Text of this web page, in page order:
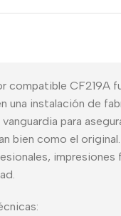
compatible CF219A
una instalación de
para
bien como el